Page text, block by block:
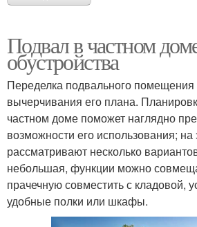
Подвал в частном
обустройства
Переделка подвального помещения
вычерчивания его плана.
частном доме поможет наглядно
возможности его использования; на
рассматривают несколько
небольшая, функции можно
прачечную совместить с кладовой,
удобные полки или шкафы.